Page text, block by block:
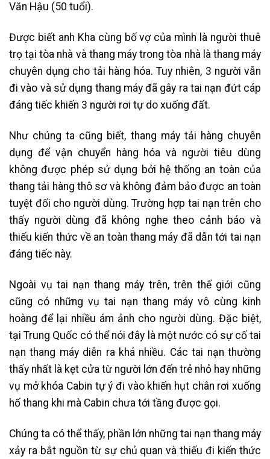
Văn Hậu (50 tuổi).
Được biết anh Kha cùng bố vợ của mình là người thuê
trọ tại tòa nhà và thang máy trong tòa nhà là thang máy
chuyên dụng cho tải hàng hóa. Tuy nhiên, 3 người vẫn
đi vào và sử dụng thang máy đã gây ra tai nạn đứt cáp
đáng tiếc khiến 3 người rơi tự do xuống đất.
Như chúng ta cũng biết, thang máy tải hàng chuyên
dụng để vận chuyển hàng hóa và người tiêu dùng
không được phép sử dụng bởi hệ thống an toàn của
thang tải hàng thô sơ và không đảm bảo được an toàn
tuyệt đối cho người dùng. Trường hợp tai nạn trên cho
thấy người dùng đã không nghe theo cảnh báo và
thiếu kiến thức về an toàn thang máy đã dẫn tới tai nạn
đáng tiếc này.
Ngoài vụ tai nạn thang máy trên, trên thế giới cũng
cũng có những vụ tai nạn thang máy vô cùng kinh
hoàng để lại nhiều ám ảnh cho người dùng. Đặc biệt,
tại Trung Quốc có thể nói đây là một nước có sự cố tai
nạn thang máy diễn ra khá nhiều. Các tai nạn thường
thấy nhất là kẹt cửa từ người lớn đến trẻ nhỏ hay những
vụ mở khóa Cabin tự ý đi vào khiến hụt chân rơi xuống
hố thang khi mà Cabin chưa tới tầng được gọi.
Chúng ta có thể thấy, phần lớn những tai nạn thang máy
xảy ra bắt nguồn từ sự chủ quan và thiếu đi kiến thức